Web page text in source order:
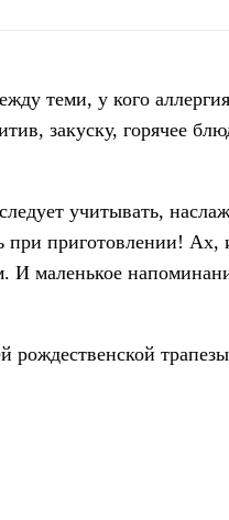
теми, у кого
закуску, горячее
учитывать,
при приготовлении!
И маленькое